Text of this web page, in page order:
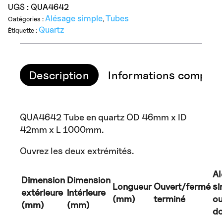
UGS : QUA4642
Catégories : Alésage simple, Tubes
Étiquette : Quartz
Description Informations
QUA4642 Tube en quartz OD 46mm x ID
42mm x L 1000mm.
Ouvrez les deux extrémités.
Dimension
extérieure
(mm)
Dimension
intérieure
(mm)
Longueur
(mm)
Ouvert/fermé
terminé